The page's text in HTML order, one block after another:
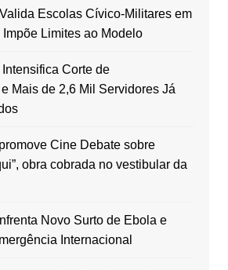
Escolas Cívico-Militares em
Limites ao Modelo
Corte de
Mais de 2,6 Mil Servidores Já
Cine Debate sobre
obra cobrada no vestibular da
Novo Surto de Ebola e
Internacional